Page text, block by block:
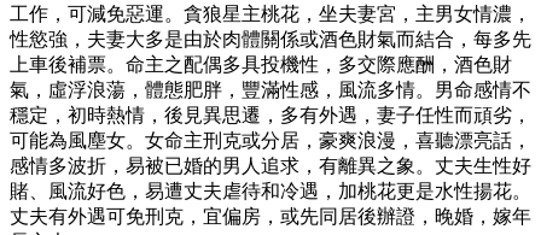
工作，可減免惡運。貪狼星主桃花，坐夫妻宮，主男女情濃，
性慾強，夫妻大多是由於肉體關係或酒色財氣而結合，每多先
上車後補票。命主之配偶多具投機性，多交際應酬，酒色財
氣，虛浮浪蕩，體態肥胖，豐滿性感，風流多情。男命感情不
穩定，初時熱情，後見異思遷，多有外遇，妻子任性而頑劣，
可能為風塵女。女命主刑克或分居，豪爽浪漫，喜聽漂亮話，
感情多波折，易被已婚的男人追求，有離異之象。丈夫生性好
賭、風流好色，易遭丈夫虐待和冷遇，加桃花更是水性揚花。
丈夫有外遇可免刑克，宜偏房，或先同居後辦證，晚婚，嫁年